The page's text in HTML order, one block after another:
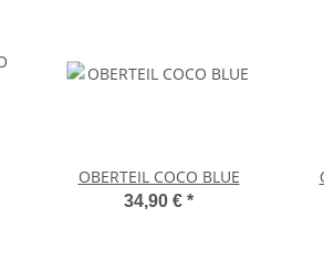
OBERTEIL COCO BLUE
34,90 € *